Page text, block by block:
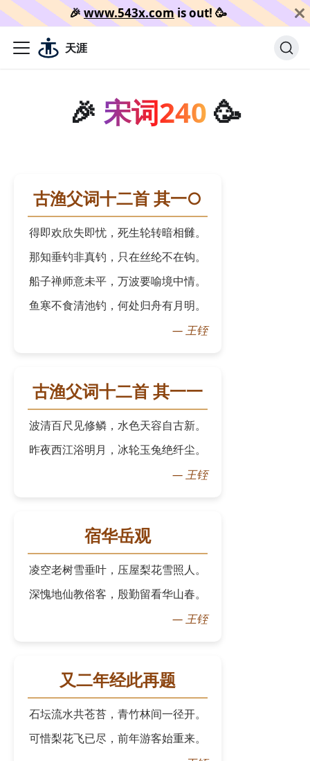
🎉️www.543x.comis out!🥳️
天涯
🎉 宋词240 🥳
古渔父词十二首 其一○
得即欢欣失即忧，死生轮转暗相雠。
那知垂钓非真钓，只在丝纶不在钩。
船子禅师意未平，万波要喻境中情。
鱼寒不食清池钓，何处归舟有月明。
—王铚
古渔父词十二首 其一一
波清百尺见修鳞，水色天容自古新。
昨夜西江浴明月，冰轮玉兔绝纤尘。
—王铚
宿华岳观
凌空老树雪垂叶，压屋梨花雪照人。
深愧地仙教俗客，殷勤留看华山春。
—王铚
又二年经此再题
石坛流水共苍苔，青竹林间一径开。
可惜梨花飞已尽，前年游客始重来。